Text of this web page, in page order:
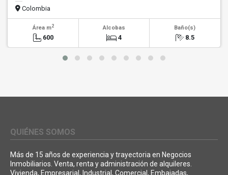
Colombia
Área m2
600
Alcobas
4
Baño(s)
8.5
QUIÉNES SOMOS
Más de 15 años de experiencia y trayectoria en Negocios
Inmobiliarios. Venta, renta y administración de alquileres.
Vivienda, Empresarial, Industrial, Comercial, Embajadas,